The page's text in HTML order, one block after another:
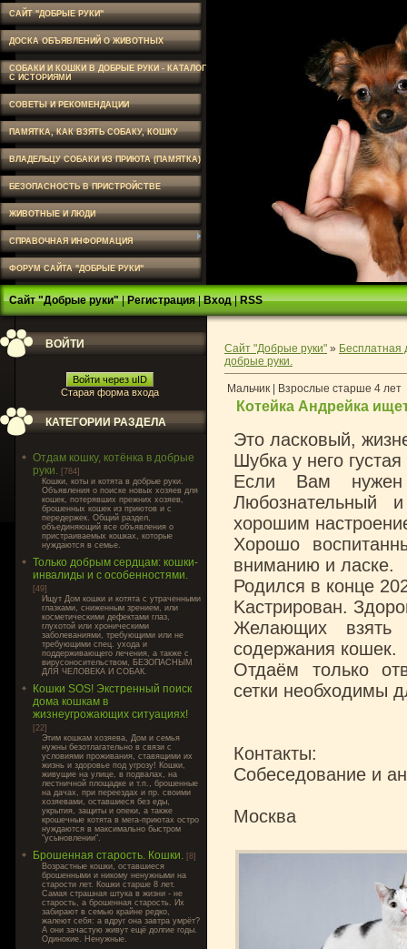
САЙТ "ДОБРЫЕ РУКИ"
ДОСКА ОБЪЯВЛЕНИЙ О ЖИВОТНЫХ
СОБАКИ И КОШКИ В ДОБРЫЕ РУКИ - КАТАЛОГ
С ИСТОРИЯМИ
СОВЕТЫ И РЕКОМЕНДАЦИИ
ПАМЯТКА, КАК ВЗЯТЬ СОБАКУ, КОШКУ
ВЛАДЕЛЬЦУ СОБАКИ ИЗ ПРИЮТА (ПАМЯТКА)
БЕЗОПАСНОСТЬ В ПРИСТРОЙСТВЕ
ЖИВОТНЫЕ И ЛЮДИ
СПРАВОЧНАЯ ИНФОРМАЦИЯ
ФОРУМ САЙТА "ДОБРЫЕ РУКИ"
Сайт "Добрые руки"|Регистрация|Вход|RSS
ВОЙТИ
Войти через uID
Старая форма входа
КАТЕГОРИИ РАЗДЕЛА
Отдам кошку, котёнка в добрые
руки. [784]
Кошки, коты и котята в добрые руки.
Объявления о поиске новых хозяев для
кошек, потерявших прежних хозяев,
брошенных кошек из приютов и с
передержек. Общий раздел,
объединяющий все объявления о
пристраиваемых кошках, которые
нуждаются в семье.
Только добрым сердцам: кошки-
инвалиды и с особенностями.
[49]
Ищут Дом кошки и котята с утраченными
глазками, сниженным зрением, или
косметическими дефектами глаз,
глухотой или хроническими
заболеваниями, требующими или не
требующими спец. ухода и
поддерживающего лечения, а также с
вирусоносительством, БЕЗОПАСНЫМ
ДЛЯ ЧЕЛОВЕКА И СОБАК.
Кошки SOS! Экстренный поиск
дома кошкам в
жизнеугрожающих ситуациях!
[22]
Этим кошкам хозяева, Дом и семья
нужны безотлагательно в связи с
условиями проживания, ставящими их
жизнь и здоровье под угрозу! Кошки,
живущие на улице, в подвалах, на
лестничной площадке и т.п., брошенные
на дачах, при переездах и пр. своими
хозяевами, оставшиеся без еды,
укрытия, защиты и опеки, а также
крошечные котята в мега-приютах остро
нуждаются в максимально быстром
"усыновлении".
Брошенная старость. Кошки. [8]
Возрастные кошки, оставшиеся
брошенными и никому ненужными на
старости лет. Кошки старше 8 лет.
Самая страшная штука в жизни - не
старость, а брошенная старость. Их
забирают в семью крайне редко,
жалеют себя: а вдруг она завтра умрёт?
А они зачастую живут ещё долгие годы.
Одинокие. Ненужные.
Сайт "Добрые руки" » Бесплатная
добрые руки.
Мальчик | Взрослые старше 4 лет
Котейка Андрейка
Это ласкoвый,
Шубка у него
Если Вaм
Любознательный
хорошим
Хорoшo
вниманию и лacкe.
Родился в конце
Kаcтpиpован.
Желающих взять
содержания кошек.
Отдаём только
сетки необходимы
Контакты:
Собеседование и
Москва